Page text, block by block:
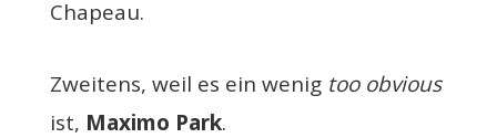
Chapeau.
Zweitens, weil es ein wenig too obvious
ist, Maximo Park.